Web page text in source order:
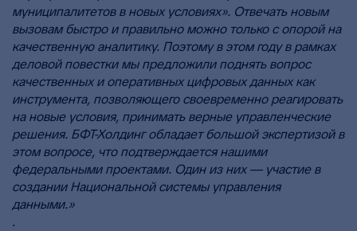
муниципалитетов в новых условиях». Отвечать новым
вызовам быстро и правильно можно только с опорой на
качественную аналитику. Поэтому в этом году в рамках
деловой повестки мы предложили поднять вопрос
качественных и оперативных цифровых данных как
инструмента, позволяющего своевременно реагировать
на новые условия, принимать верные управленческие
решения. БФТ-Холдинг обладает большой экспертизой в
этом вопросе, что подтверждается нашими
федеральными проектами. Один из них — участие в
создании Национальной системы управления
данными.»
.